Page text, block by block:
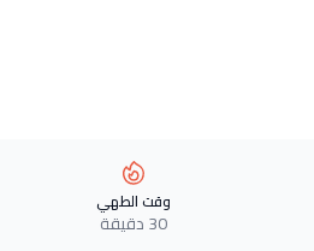
وقت الطهي
30 دقيقة